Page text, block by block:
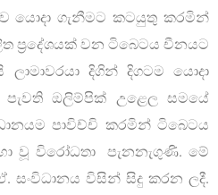
යොදා ගැනීමට කටයුතු කරමින්
ප්‍රදේශයක් වන ටිබෙටය චීනයට
දිගින් දිගටම යොදා
ඔලිම්පික් උළෙල සමයේ
පාවිච්චි කරමින් ටිබෙටය
වූ විරෝධතා පැනනැගුණි. මේ
සංවිධානය විසින් සිදු කරන ලදී.